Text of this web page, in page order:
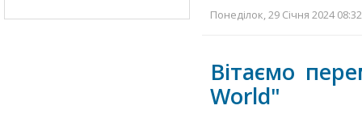
Понеділок, 29 Січня 2024
Вітаємо
World"